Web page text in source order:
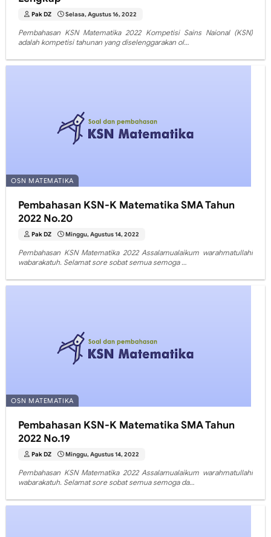
Pak DZ Selasa, Agustus 16, 2022
Pembahasan KSN Matematika 2022 Kompetisi Sains Naional (KSN)
adalah kompetisi tahunan yang diselenggarakan ol…
OSN MATEMATIKA
Pembahasan KSN-K Matematika SMA Tahun
2022 No.20
Pak DZ Minggu, Agustus 14, 2022
Pembahasan KSN Matematika 2022 Assalamualaikum warahmatullahi
wabarakatuh. Selamat sore sobat semua semoga …
OSN MATEMATIKA
Pembahasan KSN-K Matematika SMA Tahun
2022 No.19
Pak DZ Minggu, Agustus 14, 2022
Pembahasan KSN Matematika 2022 Assalamualaikum warahmatullahi
wabarakatuh. Selamat sore sobat semua semoga da…